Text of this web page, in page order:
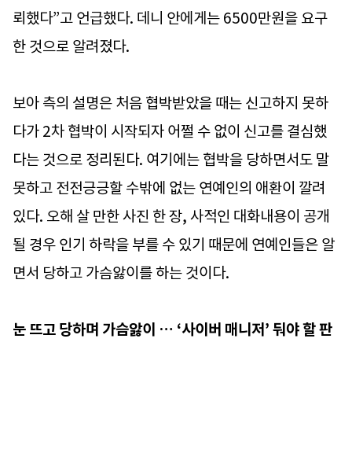
뢰했다”고 언급했다. 데니 안에게는 6500만원을 요구
한 것으로 알려졌다.
보아 측의 설명은 처음 협박받았을 때는 신고하지 못하
다가 2차 협박이 시작되자 어쩔 수 없이 신고를 결심했
다는 것으로 정리된다. 여기에는 협박을 당하면서도 말
못하고 전전긍긍할 수밖에 없는 연예인의 애환이 깔려
있다. 오해 살 만한 사진 한 장, 사적인 대화내용이 공개
될 경우 인기 하락을 부를 수 있기 때문에 연예인들은 알
면서 당하고 가슴앓이를 하는 것이다.
눈 뜨고 당하며 가슴앓이 … ‘사이버 매니저’ 둬야 할 판